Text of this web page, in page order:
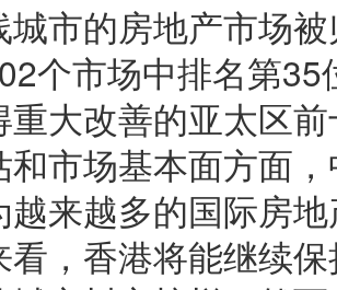
城市的房地产市场
个市场中排名第
重大改善的亚太区
和市场基本面方面
越来越多的国际房
看，香港将能继续